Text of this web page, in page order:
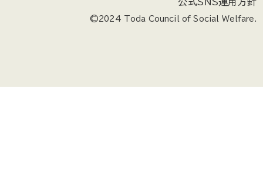
©2024 Toda Council of Social Welfare.